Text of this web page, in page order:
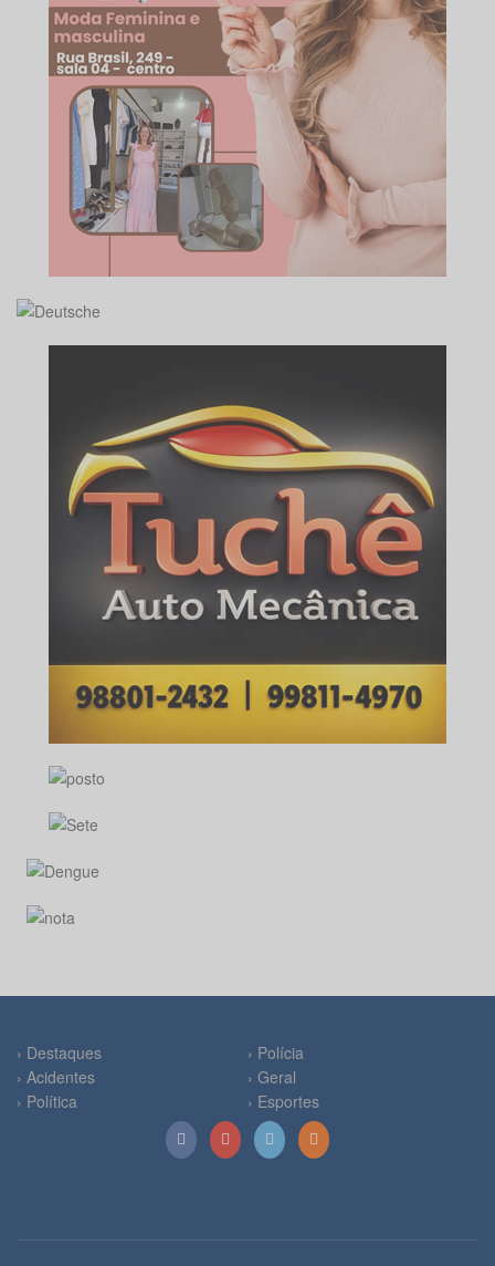
› Destaques
› Acidentes
› Política
› Polícia
› Geral
› Esportes